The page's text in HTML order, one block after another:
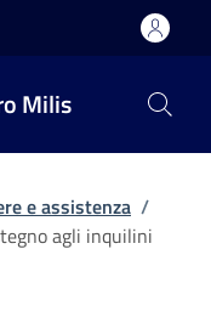
Milis
e assistenza /
agli inquilini